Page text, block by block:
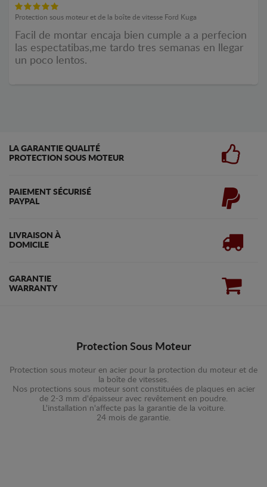
Protection sous moteur et de la boîte de vitesse Ford Kuga
Facil de montar encaja bien cumple a a perfecion
las espectatibas,me tardo tres semanas en llegar
un poco lentos.
LA GARANTIE QUALITÉ
PROTECTION SOUS MOTEUR
PAIEMENT SÉCURISÉ
PAYPAL
LIVRAISON À
DOMICILE
GARANTIE
WARRANTY
Protection Sous Moteur
Protection sous moteur en acier pour la protection du moteur et de
la boîte de vitesses.
Nos protections sous moteur sont constituées de plaques en acier
de 2-3 mm d'épaisseur avec revêtement en poudre.
L'installation n'affecte pas la garantie de la voiture.
24 mois de garantie.